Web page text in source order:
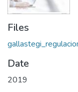
Files
Date
2019